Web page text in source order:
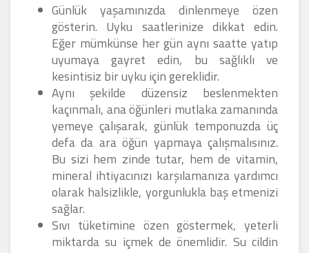
Günlük yaşamınızda dinlenmeye özen
gösterin. Uyku saatlerinize dikkat edin.
Eğer mümkünse her gün aynı saatte yatıp
uyumaya gayret edin, bu sağlıklı ve
kesintisiz bir uyku için gereklidir.
Aynı şekilde düzensiz beslenmekten
kaçınmalı, ana öğünleri mutlaka zamanında
yemeye çalışarak, günlük temponuzda üç
defa da ara öğün yapmaya çalışmalısınız.
Bu sizi hem zinde tutar, hem de vitamin,
mineral ihtiyacınızı karşılamanıza yardımcı
olarak halsizlikle, yorgunlukla baş etmenizi
sağlar.
Sıvı tüketimine özen göstermek, yeterli
miktarda su içmek de önemlidir. Su cildin